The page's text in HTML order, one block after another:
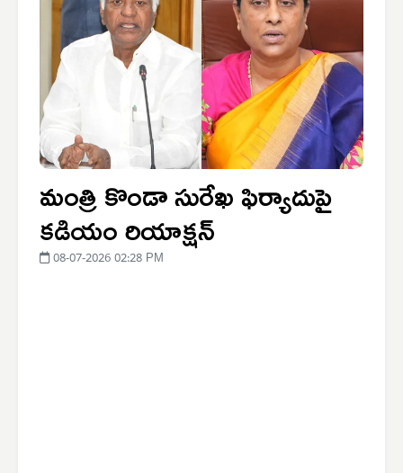
మంత్రి కొండా సురేఖ ఫిర్యాదుపై
కడియం రియాక్షన్
08-07-2026 02:28 PM